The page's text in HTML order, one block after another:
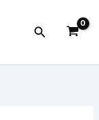
Search